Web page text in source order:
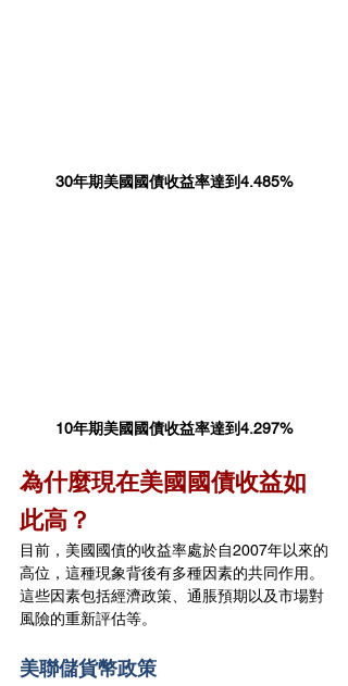
30年期美國國債收益率達到4.485%
10年期美國國債收益率達到4.297%
為什麼現在美國國債收益如
此高？
目前，美國國債的收益率處於自2007年以來的
高位，這種現象背後有多種因素的共同作用。
這些因素包括經濟政策、通脹預期以及市場對
風險的重新評估等。
美聯儲貨幣政策